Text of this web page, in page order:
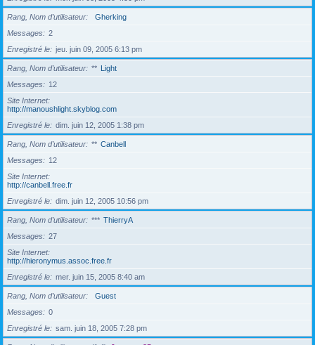
Rang, Nom d’utilisateur
Gherking
Messages
2
Enregistré le
jeu. juin 09, 2005 6:13 pm
Rang, Nom d’utilisateur ** Light
Messages
12
Site Internet
http://manoushlight.skyblog.com
Enregistré le
dim. juin 12, 2005 1:38 pm
Rang, Nom d’utilisateur ** Canbell
Messages
12
Site Internet
http://canbell.free.fr
Enregistré le
dim. juin 12, 2005 10:56 pm
Rang, Nom d’utilisateur *** ThierryA
Messages
27
Site Internet
http://hieronymus.assoc.free.fr
Enregistré le
mer. juin 15, 2005 8:40 am
Rang, Nom d’utilisateur
Guest
Messages
0
Enregistré le
sam. juin 18, 2005 7:28 pm